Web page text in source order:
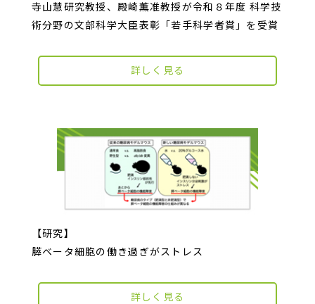
寺山慧研究教授、殿崎薫准教授が令和８年度 科学技
術分野の文部科学大臣表彰「若手科学者賞」を受賞
詳しく見る
【研究】
膵ベータ細胞の働き過ぎがストレス
詳しく見る